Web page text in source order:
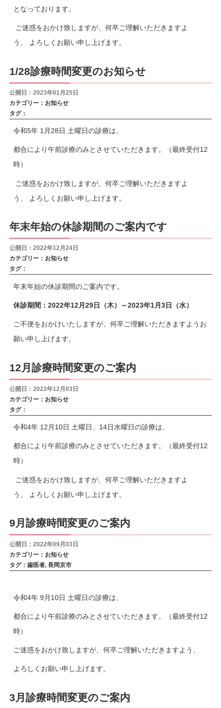
となっております。
ご迷惑をおかけ致しますが、何卒ご理解いただきますよ
う、 よろしくお願い申し上げます。
1/28診療時間変更のお知らせ
公開日：2023年01月25日
カテゴリー： お知らせ
タグ：
令和5年 1月28日 土曜日の診療は、
都合により午前診療のみとさせていただきます。（最終受付12
時）
ご迷惑をおかけ致しますが、何卒ご理解いただきますよ
う、 よろしくお願い申し上げます。
年末年始の休診期間のご案内です
公開日：2022年12月24日
カテゴリー： お知らせ
タグ：
年末年始の休診期間のご案内です。
休診期間：2022年12月29日（木）～2023年1月3日（水）
ご不便をおかけいたしますが、何卒ご理解いただきますようお
願い申し上げます。
12月診療時間変更のご案内
公開日：2022年12月03日
カテゴリー： お知らせ
タグ：
令和4年 12月10日 土曜日、14日水曜日の診療は、
都合により午前診療のみとさせていただきます。（最終受付12
時）
ご迷惑をおかけ致しますが、何卒ご理解いただきますよ
う、 よろしくお願い申し上げます。
9月診療時間変更のご案内
公開日：2022年09月03日
カテゴリー： お知らせ
タグ： 歯医者, 長岡京市
令和4年 9月10日 土曜日の診療は、
都合により午前診療のみとさせていただきます。（最終受付12
時）
ご迷惑をおかけ致しますが、何卒ご理解いただきますよう、
よろしくお願い申し上げます。
3月診療時間変更のご案内